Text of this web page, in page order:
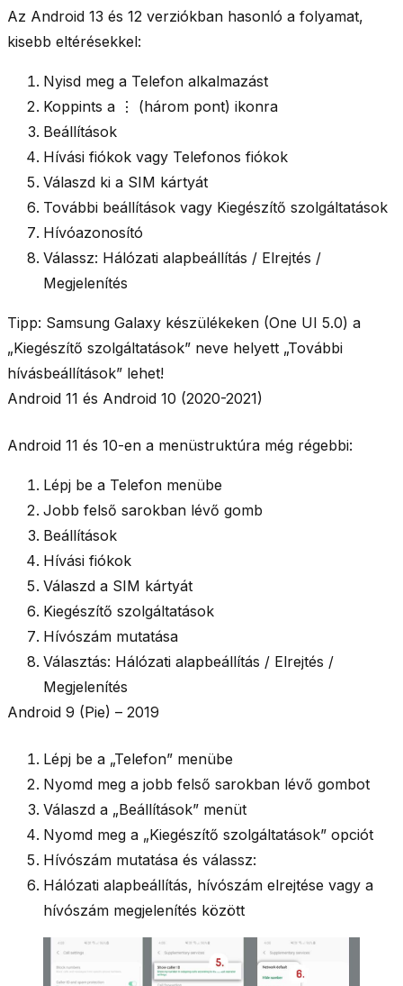
Az Android 13 és 12 verziókban hasonló a folyamat,
kisebb eltérésekkel:
Nyisd meg a Telefon alkalmazást
Koppints a ⋮
(három pont) ikonra
Beállítások
Hívási fiókok vagy Telefonos fiókok
Válaszd ki a SIM kártyát
További beállítások vagy Kiegészítő szolgáltatások
Hívóazonosító
Válassz: Hálózati alapbeállítás / Elrejtés /
Megjelenítés
Tipp: Samsung Galaxy készülékeken (One UI 5.0) a
„Kiegészítő szolgáltatások” neve helyett „További
hívásbeállítások” lehet!
Android 11 és Android 10 (2020-2021)
Android 11 és 10-en a menüstruktúra még régebbi:
Lépj be a Telefon menübe
Jobb felső sarokban lévő gomb
Beállítások
Hívási fiókok
Válaszd a SIM kártyát
Kiegészítő szolgáltatások
Hívószám mutatása
Választás: Hálózati alapbeállítás / Elrejtés /
Megjelenítés
Android 9 (Pie) – 2019
Lépj be a „Telefon” menübe
Nyomd meg a jobb felső sarokban lévő gombot
Válaszd a „Beállítások” menüt
Nyomd meg a „Kiegészítő szolgáltatások” opciót
Hívószám mutatása és válassz:
Hálózati alapbeállítás, hívószám elrejtése vagy a
hívószám megjelenítés között